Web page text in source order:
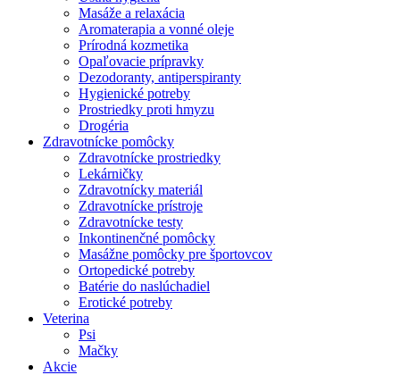
Masáže a relaxácia
Aromaterapia a vonné oleje
Prírodná kozmetika
Opaľovacie prípravky
Dezodoranty, antiperspiranty
Hygienické potreby
Prostriedky proti hmyzu
Drogéria
Zdravotnícke pomôcky
Zdravotnícke prostriedky
Lekárničky
Zdravotnícky materiál
Zdravotnícke prístroje
Zdravotnícke testy
Inkontinenčné pomôcky
Masážne pomôcky pre športovcov
Ortopedické potreby
Batérie do naslúchadiel
Erotické potreby
Veterina
Psi
Mačky
Akcie